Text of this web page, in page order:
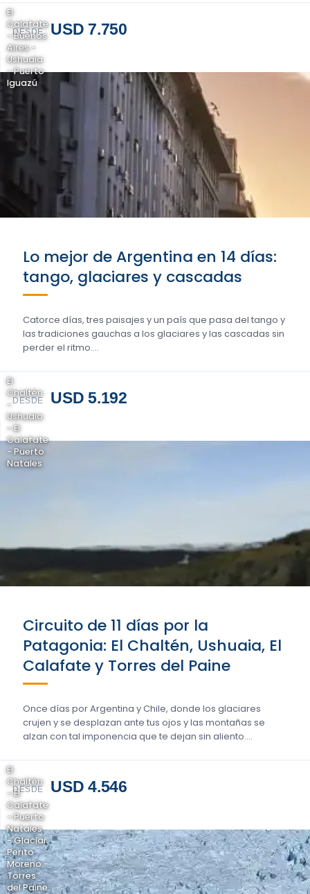
DESDE USD 7.750
El
Calafate
- Buenos
Aires -
Ushuaia
- Puerto
Iguazú
Lo mejor de Argentina en 14 días:
tango, glaciares y cascadas
Catorce días, tres paisajes y un país que pasa del tango y
las tradiciones gauchas a los glaciares y las cascadas sin
perder el ritmo….
DESDE USD 5.192
El
Chaltén
-
Ushuaia
- El
Calafate
- Puerto
Natales
Circuito de 11 días por la
Patagonia: El Chaltén, Ushuaia, El
Calafate y Torres del Paine
Once días por Argentina y Chile, donde los glaciares
crujen y se desplazan ante tus ojos y las montañas se
alzan con tal imponencia que te dejan sin aliento….
DESDE USD 4.546
El
Chaltén
- El
Calafate
- Puerto
Natales
- Glaciar
Perito
Moreno -
Torres
del Paine